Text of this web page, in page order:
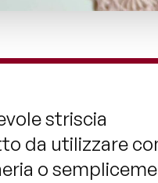
striscia
da utilizzare
o